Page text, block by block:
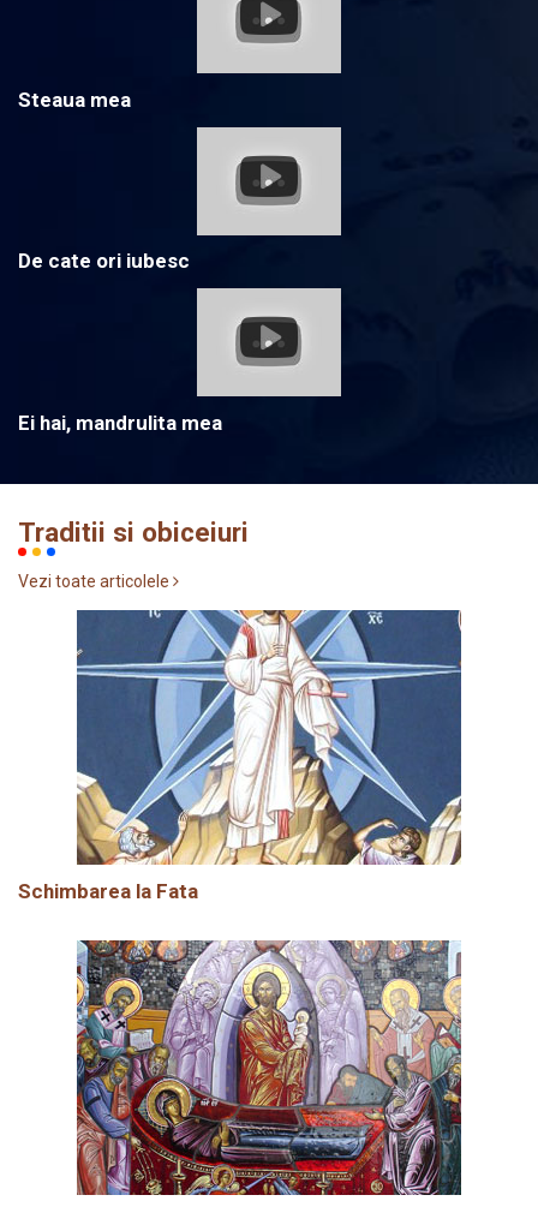
Steaua mea
De cate ori iubesc
Ei hai, mandrulita mea
Traditii si obiceiuri
Vezi toate articolele
Schimbarea la Fata